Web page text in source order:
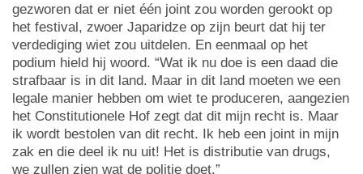
gezworen dat er niet één joint zou worden gerookt op
het festival, zwoer Japaridze op zijn beurt dat hij ter
verdediging wiet zou uitdelen. En eenmaal op het
podium hield hij woord. “Wat ik nu doe is een daad die
strafbaar is in dit land. Maar in dit land moeten we een
legale manier hebben om wiet te produceren, aangezien
het Constitutionele Hof zegt dat dit mijn recht is. Maar
ik wordt bestolen van dit recht. Ik heb een joint in mijn
zak en die deel ik nu uit! Het is distributie van drugs,
we zullen zien wat de politie doet.”